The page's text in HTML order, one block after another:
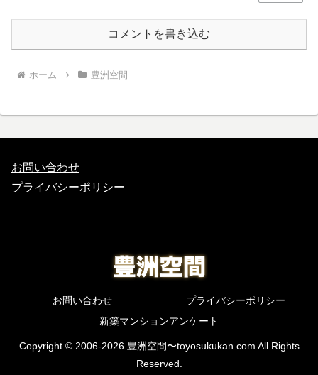
コメントを書き込む
ホーム 豊洲空間
お問い合わせ
プライバシーポリシー
お問い合わせ
プライバシーポリシー
新築マンションアンケート
Copyright © 2006-2026 豊洲空間〜toyosukukan.com All Rights
Reserved.